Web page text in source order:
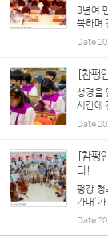
3년여
복하며
배출하
을 ‘신
Date
[참평
성경을
시간에
구절을
예배
Date
[참평
다!
평강
가대’
원이 훈
‘사관
Date